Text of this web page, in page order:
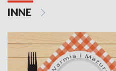
INNE